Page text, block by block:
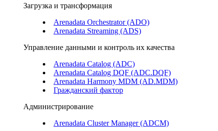
Загрузка и трансформация
Arenadata Orchestrator (ADO)
Arenadata Streaming (ADS)
Управление данными и контроль их качества
Arenadata Catalog (ADC)
Arenadata Catalog DQF (ADС.DQF)
Arenadata Harmony MDM (AD.MDM)
Гражданский фактор
Администрирование
Arenadata Cluster Manager (ADCM)